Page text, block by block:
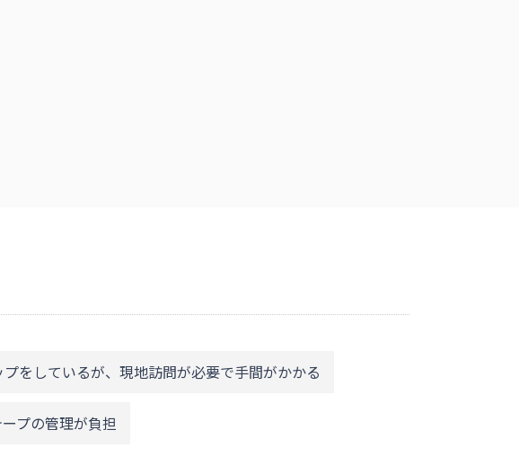
をしているが、現地訪問が必要で手間がかかる
プの管理が負担